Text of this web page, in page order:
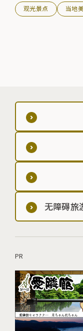
观光景点 当地
无障碍旅
PR